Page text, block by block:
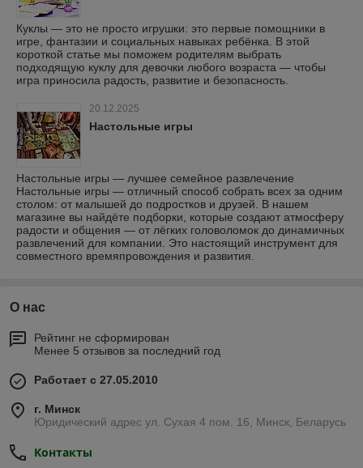
Куклы — это не просто игрушки: это первые помощники в
игре, фантазии и социальных навыках ребёнка. В этой
короткой статье мы поможем родителям выбрать
подходящую куклу для девочки любого возраста — чтобы
игра приносила радость, развитие и безопасность.
20.12.2025
Настольные игры
Настольные игры — лучшее семейное развлечение
Настольные игры — отличный способ собрать всех за одним
столом: от малышей до подростков и друзей. В нашем
магазине вы найдёте подборки, которые создают атмосферу
радости и общения — от лёгких головоломок до динамичных
развлечений для компании. Это настоящий инструмент для
совместного времяпровождения и развития.
О нас
Рейтинг не сформирован
Менее 5 отзывов за последний год
Работает с 27.05.2010
г. Минск
Юридический адрес ул. Сухая 4 пом. 16, Минск, Беларусь
Контакты